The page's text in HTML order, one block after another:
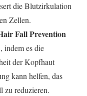
die Blutzirkulation
Zellen.
Fall Prevention
indem es die
der Kopfhaut
kann helfen, das
zu reduzieren.